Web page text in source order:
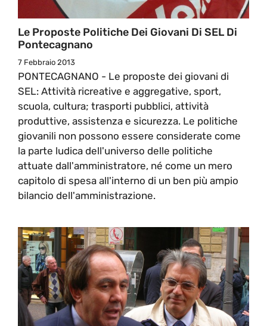
Le Proposte Politiche Dei Giovani Di SEL Di
Pontecagnano
7 Febbraio 2013
PONTECAGNANO - Le proposte dei giovani di
SEL: Attività ricreative e aggregative, sport,
scuola, cultura; trasporti pubblici, attività
produttive, assistenza e sicurezza. Le politiche
giovanili non possono essere considerate come
la parte ludica dell'universo delle politiche
attuate dall'amministratore, né come un mero
capitolo di spesa all'interno di un ben più ampio
bilancio dell'amministrazione.